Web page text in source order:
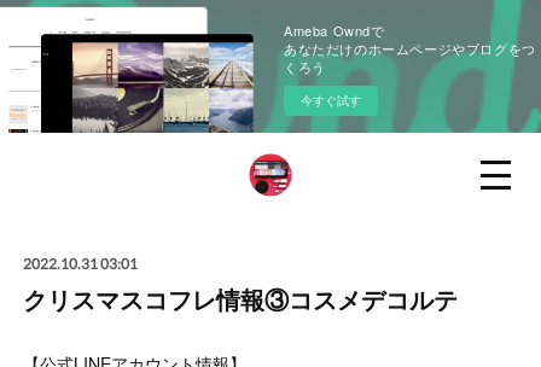
Ameba Owndで
あなただけのホームページやブログをつ
くろう
今すぐ試す
2022.10.31 03:01
クリスマスコフレ情報③コスメデコルテ